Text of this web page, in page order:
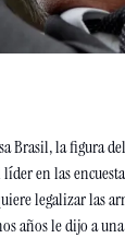
Brasil, la figura
en las
legalizar las
años le dijo a